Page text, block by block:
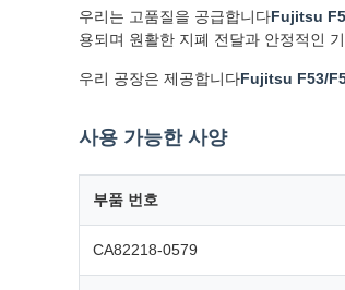
우리는 고품질을 공급합니다Fujitsu
용되며 원활한 지폐 전달과 안정적인
우리 공장은 제공합니다Fujitsu F53/
사용 가능한 사양
부품 번호
CA82218-0579